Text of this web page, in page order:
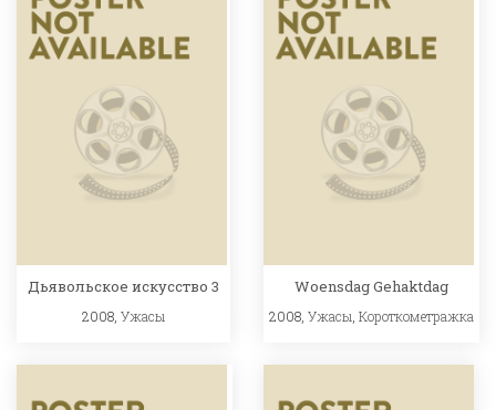
Дьявольское искусство 3
2008, Ужасы
Woensdag Gehaktdag
2008,Ужасы ,Короткометражка